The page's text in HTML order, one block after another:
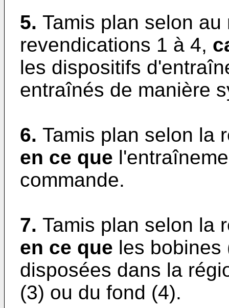
5. Tamis plan selon
revendications 1 à 4,
les dispositifs
entraînés de manière
6. Tamis plan selon la
en ce que
commande.
7. Tamis plan selon la
en ce que les bobines
disposées dans la
(3) ou du fond (4).